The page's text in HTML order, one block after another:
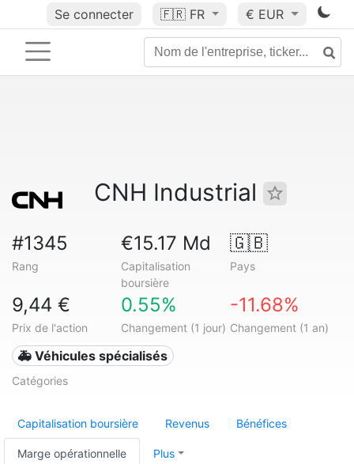
Se connecter 🇫🇷 FR € EUR
CNH Industrial
#1345
Rang
€15.17 Md
Capitalisation
boursière
🇬🇧
Pays
9,44 €
Prix de l'action
0.55%
Changement (1 jour)
-11.68%
Changement (1 an)
🚑 Véhicules spécialisés
Catégories
Capitalisation boursière Revenus Bénéfices
Marge opérationnelle Plus